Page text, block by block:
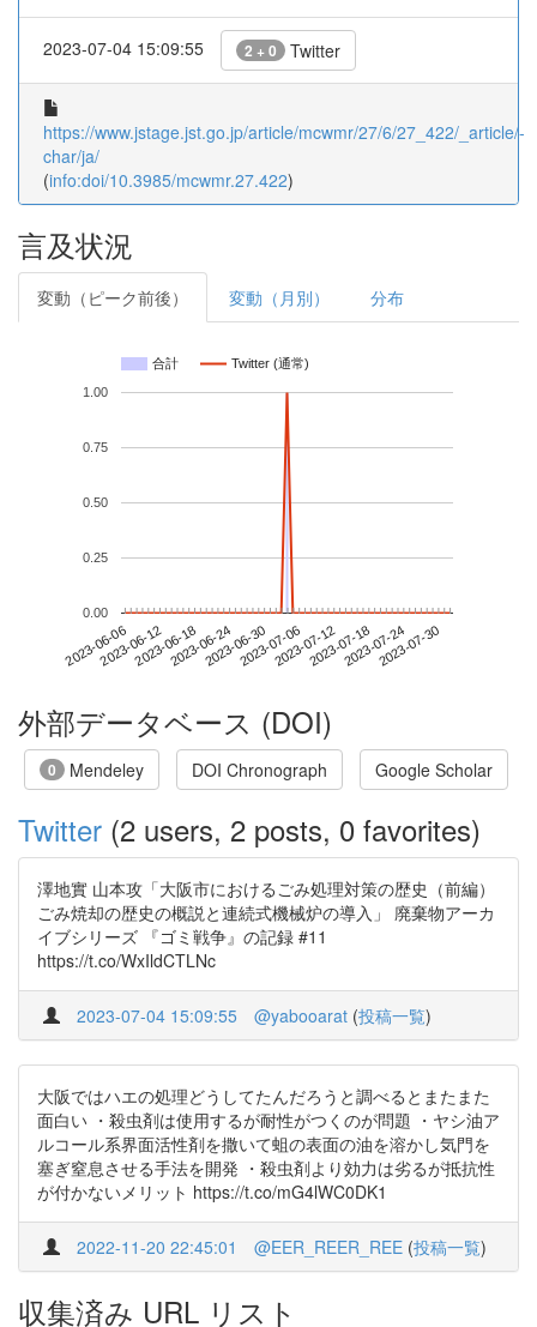
2023-07-04 15:09:55 2 + 0 Twitter
https://www.jstage.jst.go.jp/article/mcwmr/27/6/27_422/_article/-
char/ja/
(info:doi/10.3985/mcwmr.27.422)
言及状況
変動（ピーク前後） 変動（月別） 分布
合計 Twitter (通常)
2023-06-062023-06-122023-06-182023-06-242023-06-302023-07-062023-07-122023-07-182023-07-242023-07-30
0.00
0.25
0.50
0.75
1.00
外部データベース (DOI)
0 Mendeley DOI Chronograph Google Scholar
Twitter (2 users, 2 posts, 0 favorites)
澤地實 山本攻「大阪市におけるごみ処理対策の歴史（前編）
ごみ焼却の歴史の概説と連続式機械炉の導入」 廃棄物アーカ
イブシリーズ 『ゴミ戦争』の記録 #11
https://t.co/WxIldCTLNc
2023-07-04 15:09:55 @yabooarat (投稿一覧)
大阪ではハエの処理どうしてたんだろうと調べるとまたまた
面白い ・殺虫剤は使用するが耐性がつくのが問題 ・ヤシ油ア
ルコール系界面活性剤を撒いて蛆の表面の油を溶かし気門を
塞ぎ窒息させる手法を開発 ・殺虫剤より効力は劣るが抵抗性
が付かないメリット https://t.co/mG4lWC0DK1
2022-11-20 22:45:01 @EER_REER_REE (投稿一覧)
収集済み URL リスト